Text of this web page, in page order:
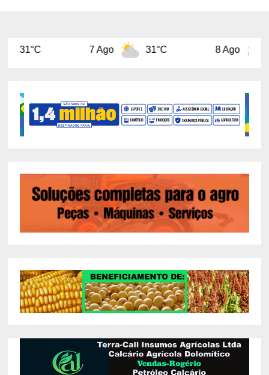
7 Ago 31°C 8 Ago 31°C